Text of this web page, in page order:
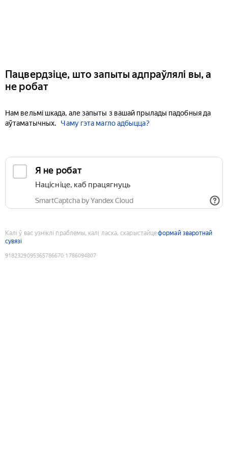
Пацвердзіце, што запыты адпраўлялі вы, а
не робат
Нам вельмі шкада, але запыты з вашай прылады падобныя да
аўтаматычных.
Чаму гэта магло адбыцца?
Я не робат
Націсніце, каб працягнуць
SmartCaptcha by Yandex Cloud
Калі ў вас узніклі праблемы, калі ласка, скарыстайцеформай зваротнай
сувязі
9182329095365786670:1786094807